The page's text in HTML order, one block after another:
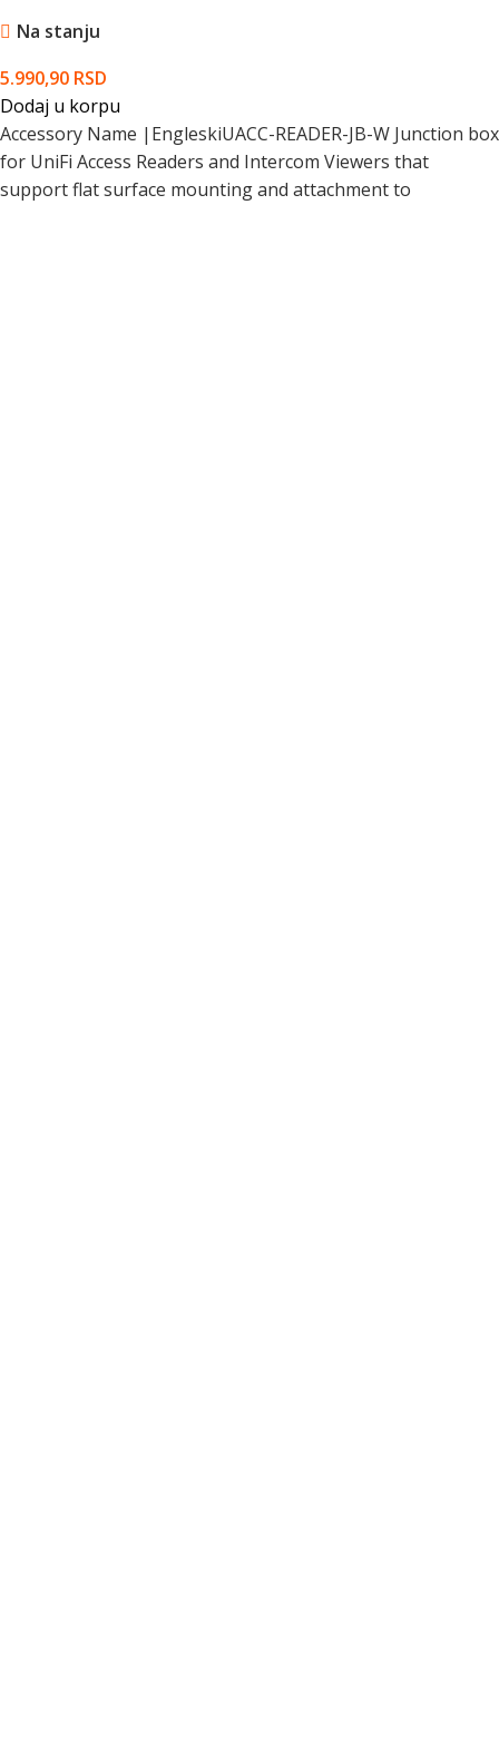
Na stanju
5.990,90 RSD
Dodaj u korpu
Accessory Name |EngleskiUACC-READER-JB-W Junction box
for UniFi Access Readers and Intercom Viewers that
support flat surface mounting and attachment to